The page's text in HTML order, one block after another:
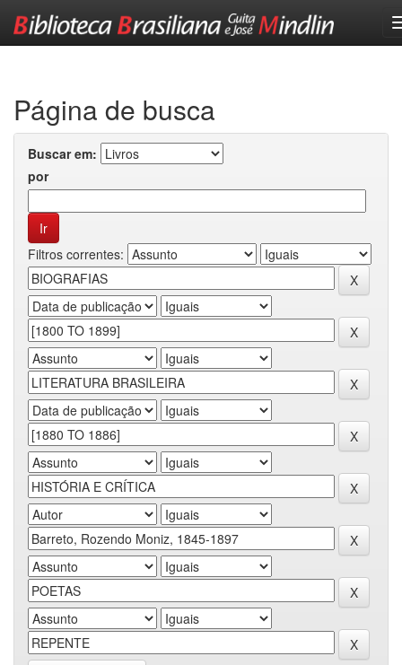
Página de busca
Buscar em:
por
Filtros correntes: